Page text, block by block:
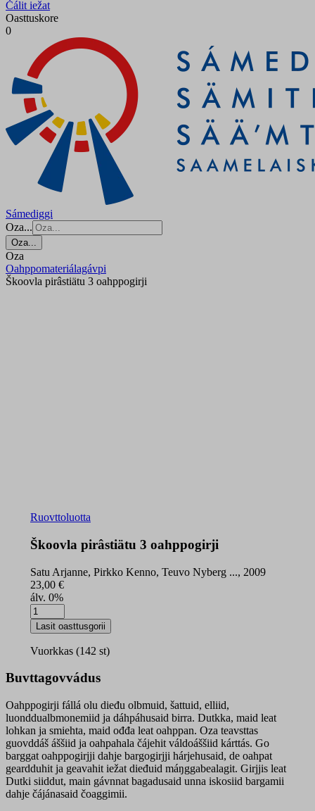
Čálit iežat
Oasttuskore
0
Sámediggi
Oza...
Oza...
Oza
Oahppomateriálagávpi
Škoovla pirâstiätu 3 oahppogirji
Ruovttoluotta
Škoovla pirâstiätu 3 oahppogirji
Satu Arjanne, Pirkko Kenno, Teuvo Nyberg ..., 2009
23,00 €
álv. 0%
Škoovla
pirâstiätu
3
oahppogirji
Lasit oasttusgorii
Vuorkkas (142 st)
Buvttagovvádus
Oahppogirji fállá olu dieđu olbmuid, šattuid, elliid,
luonddualbmonemiid ja dáhpáhusaid birra. Dutkka, maid leat
lohkan ja smiehta, maid ođđa leat oahppan. Oza teavsttas
guovddáš áššiid ja oahpahala čájehit váldoáššiid kárttás. Go
barggat oahppogirjji dahje bargogirjji hárjehusaid, de oahpat
geardduhit ja geavahit iežat dieđuid máŋggabealagit. Girjjis leat
Dutki siiddut, main gávnnat bagadusaid unna iskosiid bargamii
dahje čájánasaid čoaggimii.